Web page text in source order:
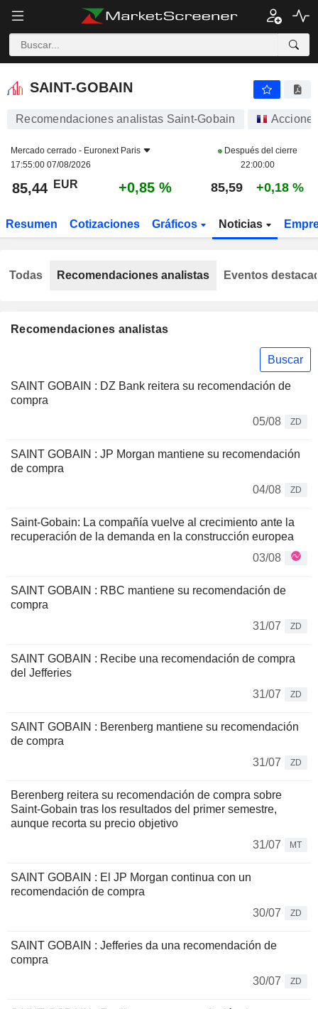
SAINT-GOBAIN
SAINT-GOBAIN
Recomendaciones analistas Saint-Gobain
Mercado cerrado - Euronext Paris
17:55:00 07/08/2026
Después del cierre
22:00:00
85,44 EUR +0,85 % 85,59 +0,18 %
Resumen Cotizaciones Gráficos Noticias
Recomendaciones analistas
Buscar
SAINT GOBAIN : DZ Bank reitera su recomendación de
compra
05/08
ZD
SAINT GOBAIN : JP Morgan mantiene su recomendación
de compra
04/08
ZD
Saint-Gobain: La compañía vuelve al crecimiento ante la
recuperación de la demanda en la construcción europea
03/08
SAINT GOBAIN : RBC mantiene su recomendación de
compra
31/07
ZD
SAINT GOBAIN : Recibe una recomendación de compra
del Jefferies
31/07
ZD
SAINT GOBAIN : Berenberg mantiene su recomendación
de compra
31/07
ZD
Berenberg reitera su recomendación de compra sobre
Saint-Gobain tras los resultados del primer semestre,
aunque recorta su precio objetivo
31/07
MT
SAINT GOBAIN : El JP Morgan continua con un
recomendación de compra
30/07
ZD
SAINT GOBAIN : Jefferies da una recomendación de
compra
30/07
ZD
Todas Recomendaciones analistas Eventos